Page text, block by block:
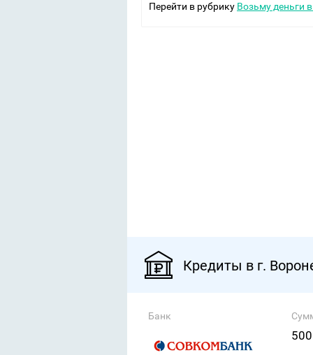
Перейти в рубрику Возьму деньги
Кредиты в г.
Банк